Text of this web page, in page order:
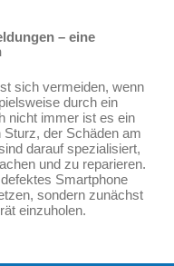
– eine
sich vermeiden, wenn
durch ein
nicht immer ist es ein
der Schäden am
darauf spezialisiert,
und zu reparieren.
Smartphone
sondern zunächst
einzuholen.